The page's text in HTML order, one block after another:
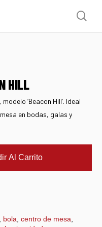
HILL
‘Beacon Hill’. Ideal
en bodas, galas y
Al Carrito
bola centro de mesa